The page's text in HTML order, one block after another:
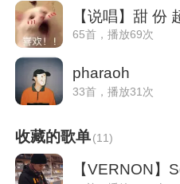
【说唱】甜 份
65首，播放69次
pharaoh
33首，播放31次
收藏的歌单(11)